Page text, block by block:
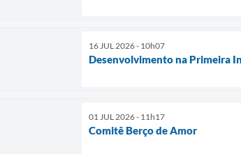
16 JUL 2026 - 10h07
Desenvolvimento na Primeira
01 JUL 2026 - 11h17
Comitê Berço de Amor